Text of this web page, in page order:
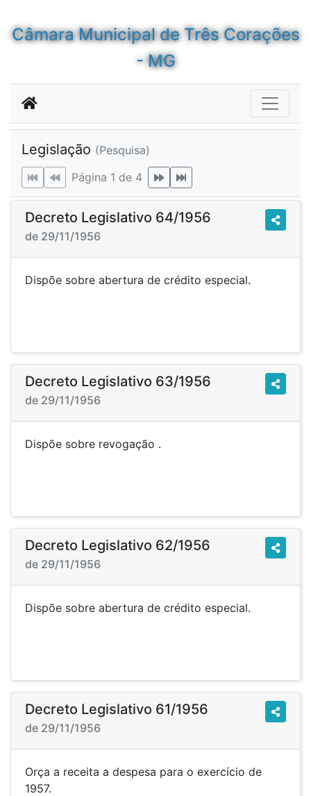
Câmara Municipal de Três Corações
- MG
Legislação (Pesquisa)
Página 1 de 4
Decreto Legislativo 64/1956
de 29/11/1956
Dispõe sobre abertura de crédito especial.
Decreto Legislativo 63/1956
de 29/11/1956
Dispõe sobre revogação .
Decreto Legislativo 62/1956
de 29/11/1956
Dispõe sobre abertura de crédito especial.
Decreto Legislativo 61/1956
de 29/11/1956
Orça a receita a despesa para o exercício de
1957.